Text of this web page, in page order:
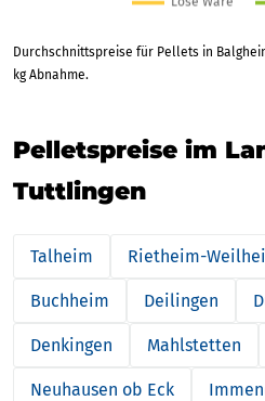
Durchschnittspreise für Pellets in
kg Abnahme.
Pelletspreise im
Tuttlingen
Talheim Rietheim-
Buchheim Deilingen
Denkingen Mahlstetten
Neuhausen ob Eck